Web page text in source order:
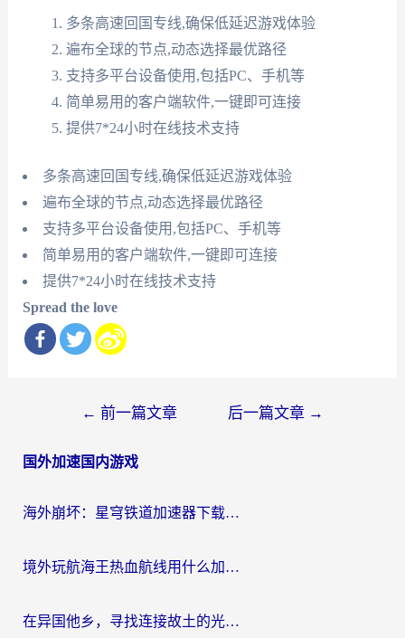
多条高速回国专线,确保低延迟游戏体验
遍布全球的节点,动态选择最优路径
支持多平台设备使用,包括PC、手机等
简单易用的客户端软件,一键即可连接
提供7*24小时在线技术支持
多条高速回国专线,确保低延迟游戏体验
遍布全球的节点,动态选择最优路径
支持多平台设备使用,包括PC、手机等
简单易用的客户端软件,一键即可连接
提供7*24小时在线技术支持
Spread the love
导
← 前一篇文章 后一篇文章 →
国外加速国内游戏
海外崩坏：星穹铁道加速器下载安装：一份给游子的终极网络指南
境外玩航海王热血航线用什么加速器？2026海外玩家实测最优方案（附欧洲问道堡垒前线加速技巧）
在异国他乡，寻找连接故土的光明大陆免费加速器